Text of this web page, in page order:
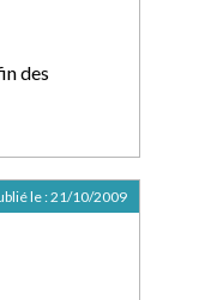
des
le :21/10/2009